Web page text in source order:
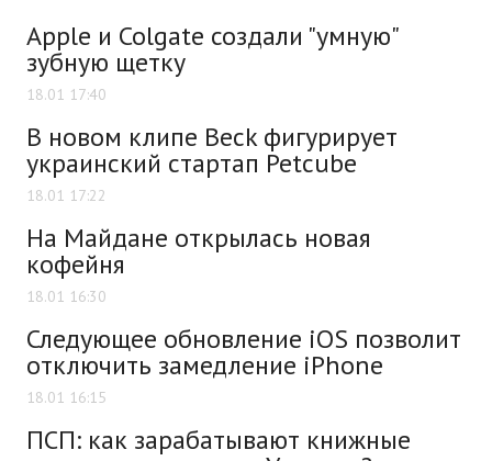
Apple и Colgate создали "умную"
зубную щетку
18.01 17:40
В новом клипе Beck фигурирует
украинский стартап Petcube
18.01 17:22
На Майдане открылась новая
кофейня
18.01 16:30
Следующее обновление iOS позволит
отключить замедление iPhone
18.01 16:15
ПСП: как зарабатывают книжные